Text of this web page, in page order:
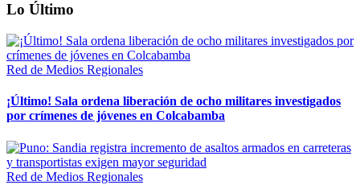
Lo Último
Red de Medios Regionales
¡Último! Sala ordena liberación de ocho militares investigados
por crímenes de jóvenes en Colcabamba
Red de Medios Regionales